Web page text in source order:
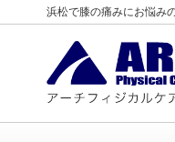
浜松で膝の痛みにお悩み